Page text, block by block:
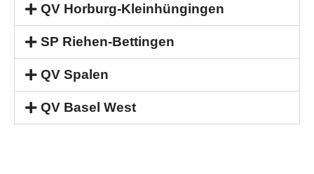
QV Horburg-Kleinhüngingen
SP Riehen-Bettingen
QV Spalen
QV Basel West